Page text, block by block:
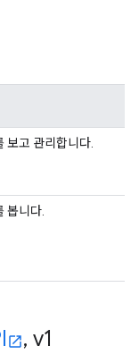
보고 관리합니다.
봅니다.
, v1